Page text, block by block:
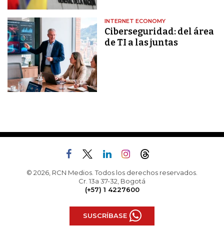
INTERNET ECONOMY
Ciberseguridad: del área
de TI a las juntas
© 2026, RCN Medios. Todos los derechos reservados.
Cr. 13a 37-32, Bogotá
(+57) 1 4227600
SUSCRÍBASE